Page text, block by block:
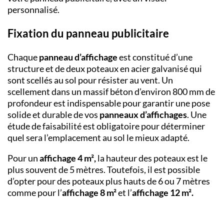
personnalisé.
Fixation du panneau publicitaire
Chaquepanneau d’affichageest constitué d’une
structure et de deux poteaux en acier galvanisé qui
sont scellés au sol pour résister au vent. Un
scellement dans un massif béton d’environ 800 mm de
profondeur est indispensable pour garantir une pose
solide et durable de vos panneaux d’affichages. Une
étude de faisabilité est obligatoire pour déterminer
quel sera l’emplacement au sol le mieux adapté.
Pour unaffichage 4 m²,la hauteur des poteaux est le
plus souvent de 5 mètres. Toutefois, il est possible
d’opter pour des poteaux plus hauts de 6 ou 7 mètres
comme pour l’affichage 8 m²et l’affichage 12 m².